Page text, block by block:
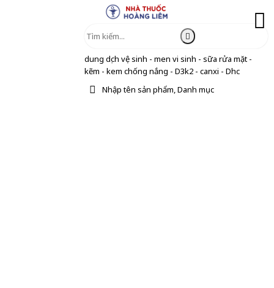
dung dịch vệ sinh - men vi sinh - sữa rửa mặt -
kẽm - kem chống nắng - D3k2 - canxi - Dhc
Nhập tên sản phẩm, Danh mục